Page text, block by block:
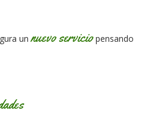
unnuevo serviciopensando